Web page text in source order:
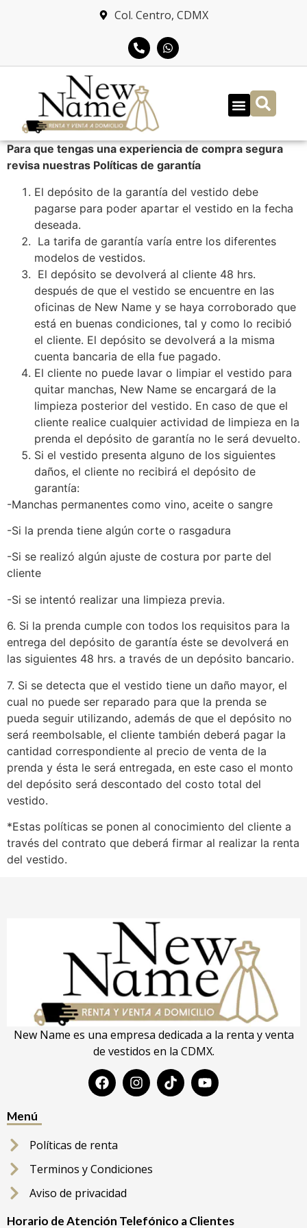
Col. Centro, CDMX
Para que tengas una experiencia de compra segura
revisa nuestras Políticas de garantía
El depósito de la garantía del vestido debe
pagarse para poder apartar el vestido en la fecha
deseada.
La tarifa de garantía varía entre los diferentes
modelos de vestidos.
El depósito se devolverá al cliente 48 hrs.
después de que el vestido se encuentre en las
oficinas de New Name y se haya corroborado que
está en buenas condiciones, tal y como lo recibió
el cliente. El depósito se devolverá a la misma
cuenta bancaria de ella fue pagado.
El cliente no puede lavar o limpiar el vestido para
quitar manchas, New Name se encargará de la
limpieza posterior del vestido. En caso de que el
cliente realice cualquier actividad de limpieza en la
prenda el depósito de garantía no le será devuelto.
Si el vestido presenta alguno de los siguientes
daños, el cliente no recibirá el depósito de
garantía:
-Manchas permanentes como vino, aceite o sangre
-Si la prenda tiene algún corte o rasgadura
-Si se realizó algún ajuste de costura por parte del
cliente
-Si se intentó realizar una limpieza previa.
6. Si la prenda cumple con todos los requisitos para la
entrega del depósito de garantía éste se devolverá en
las siguientes 48 hrs. a través de un depósito bancario.
7. Si se detecta que el vestido tiene un daño mayor, el
cual no puede ser reparado para que la prenda se
pueda seguir utilizando, además de que el depósito no
será reembolsable, el cliente también deberá pagar la
cantidad correspondiente al precio de venta de la
prenda y ésta le será entregada, en este caso el monto
del depósito será descontado del costo total del
vestido.
*Estas políticas se ponen al conocimiento del cliente a
través del contrato que deberá firmar al realizar la renta
del vestido.
New Name es una empresa dedicada a la renta y venta
de vestidos en la CDMX.
Menú
Políticas de renta
Terminos y Condiciones
Aviso de privacidad
Horario de Atención Telefónico a Clientes